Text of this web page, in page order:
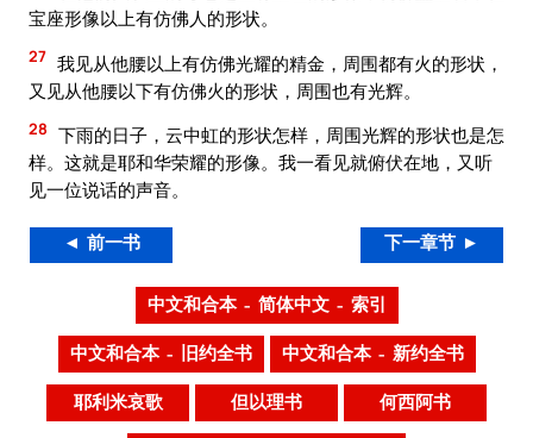
宝座形像以上有仿佛人的形状。
27 我见从他腰以上有仿佛光耀的精金，周围都有火的形状，
又见从他腰以下有仿佛火的形状，周围也有光辉。
28 下雨的日子，云中虹的形状怎样，周围光辉的形状也是怎
样。这就是耶和华荣耀的形像。我一看见就俯伏在地，又听
见一位说话的声音。
◄ 前一书 下一章节 ►
中文和合本 – 简体中文 – 索引
中文和合本 – 旧约全书 中文和合本 – 新约全书
耶利米哀歌 但以理书 何西阿书